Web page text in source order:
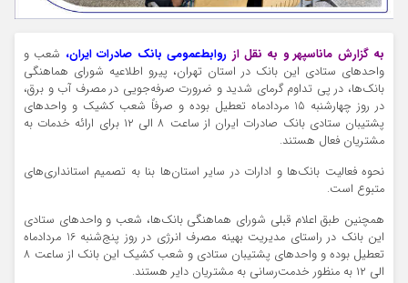
به گزارش ماناسپهر و به نقل از روابط‌عمومی بانک صادرات ایران، شعب و
واحد‌های ستادی این بانک در استان تهران، پیرو اطلاعیه شورای هماهنگی
بانک‌ها، در پی تداوم گرمای شدید و ضرورت صرفه‌جویی در مصرف آب و برق،
در روز چهارشنبه 15 مردادماه تعطیل بوده و صرفاً شعب کشیک و واحدهای
پشتیبان ستادی بانک صادرات ایران از ساعت ۸ الی ۱۲ برای ارائه خدمات به
مشتریان فعال هستند.
نحوه فعالیت بانک‌ها و ادارات در سایر استان‌ها بنا به تصمیم استانداری‌های
متبوع است.
همچنین طبق اعلام قبلی شورای هماهنگی بانک‌ها، شعب و واحد‌های ستادی
این بانک در راستای مدیریت بهینه مصرف انرژی در روز پنج‌شنبه 16 مردادماه
تعطیل بوده و واحدهای پشتیبان ستادی و شعب کشیک این بانک از ساعت ۸
الی ۱۲ به منظور خدمت‌رسانی به مشتریان دایر هستند.